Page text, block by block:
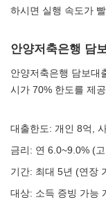
하시면 실행 속도가
안양저축은행 담
안양저축은행 담보대
시가 70% 한도를 제
대출한도: 개인 8억,
금리: 연 6.0~9.0% (
기간: 최대 5년 (연장
대상: 소득 증빙 가능